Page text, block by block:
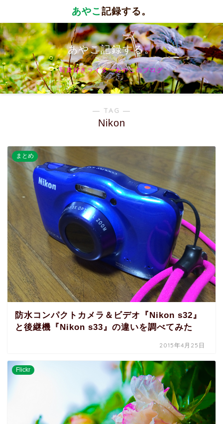
あやこ記録する。
あやこ記録する。
写真好きライターあやこのブログ
― TAG ―
Nikon
まとめ
防水コンパクトカメラ＆ビデオ『Nikon s32』
と後継機『Nikon s33』の違いを調べてみた
2015年4月25日
Flickr